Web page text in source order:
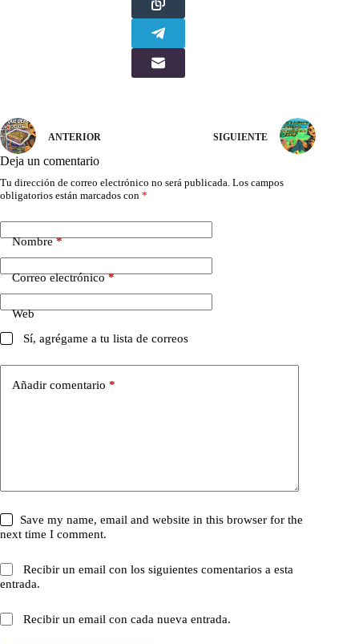
ANTERIOR SIGUIENTE
Deja un comentario
Tu dirección de correo electrónico no será publicada. Los campos
obligatorios están marcados con *
Nombre*
Correo electrónico*
Web
Sí, agrégame a tu lista de correos
Añadir comentario *
Save my name, email and website in this browser for the
next time I comment.
Recibir un email con los siguientes comentarios a esta
entrada.
Recibir un email con cada nueva entrada.